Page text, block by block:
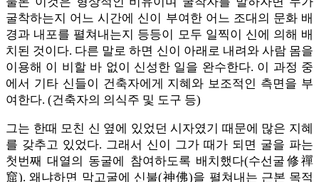
굴착하는지 어느 시간에 신이 부여한 어느 조대의 문화 배
경과 내포를 펼쳐내는지 등등이 모두 일찍이 신에 의해 배
치된 것이다. 다른 말로 하면 신이 아래로 내려와 사람 몸을
이용해 이 비할 바 없이 신성한 일을 완수한다. 이 과정 중
에서 기타 신들이 건축자에게 지혜와 보조적인 측면을 부
여한다. (건축자의 의식주 및 도구 등)
그는 한때 모친 신 옆에 있었던 시자였기 때문에 많은 지혜
를 갖추고 있었다. 그래서 신이 그가 때가 되면 굴을 파는
첫번째 대열의 동굴에 참여하도록 배치했다(수선굴修禪
窟). 왜냐하면 막고굴에 신불(神佛)을 펼쳐내는 근본 목적